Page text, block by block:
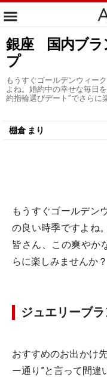
銀座 国内ブラ
プ
もうすぐゴールデンウィー
よね。婚約中の幸せな毎日
約指輪選びデート”でさらに
棚倉 まり
もうすぐゴールデン
の良い時季ですよね
皆さん、この爽やか
らに楽しみませんか？
ジュエリーブ
おすすめのお出かけ
ー通り”と言って間違